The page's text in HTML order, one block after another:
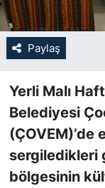
Paylaş
Yerli Malı
Belediyesi
(ÇOVEM)’de
sergiledikleri
bölgesinin
SEKTÖR
SON
SPOR